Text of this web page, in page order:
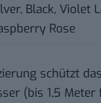
Black, Violet
Rose
schützt
(bis 1,5 Meter